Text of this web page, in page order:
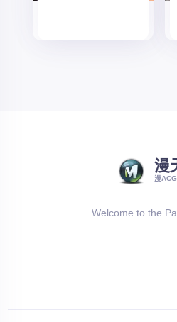
漫
漫
Welcome to the